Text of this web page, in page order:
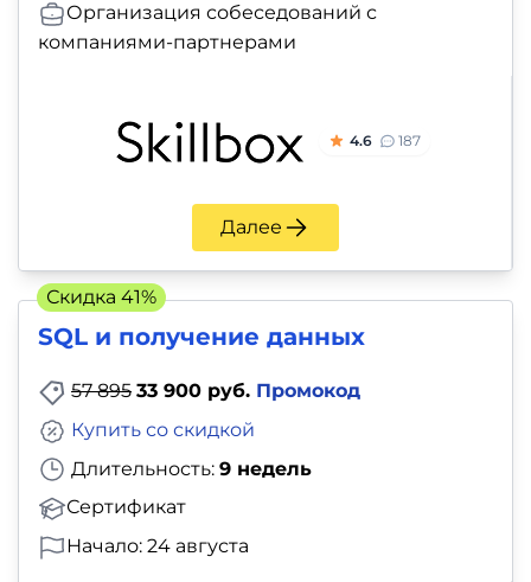
Организация собеседований с
компаниями-партнерами
4.6 187
Далее
SQL и получение данных
57 895 33 900 руб. Промокод
Длительность: 9 недель
Сертификат
Купить со скидкой
Начало: 24 августа
Скидка 41%